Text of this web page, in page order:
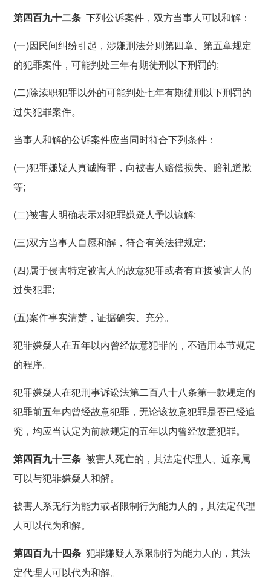
第四百九十二条 下列公诉案件，双方当事人可以和解：
(一)因民间纠纷引起，涉嫌刑法分则第四章、第五章规定
的犯罪案件，可能判处三年有期徒刑以下刑罚的;
(二)除渎职犯罪以外的可能判处七年有期徒刑以下刑罚的
过失犯罪案件。
当事人和解的公诉案件应当同时符合下列条件：
(一)犯罪嫌疑人真诚悔罪，向被害人赔偿损失、赔礼道歉
等;
(二)被害人明确表示对犯罪嫌疑人予以谅解;
(三)双方当事人自愿和解，符合有关法律规定;
(四)属于侵害特定被害人的故意犯罪或者有直接被害人的
过失犯罪;
(五)案件事实清楚，证据确实、充分。
犯罪嫌疑人在五年以内曾经故意犯罪的，不适用本节规定
的程序。
犯罪嫌疑人在犯刑事诉讼法第二百八十八条第一款规定的
犯罪前五年内曾经故意犯罪，无论该故意犯罪是否已经追
究，均应当认定为前款规定的五年以内曾经故意犯罪。
第四百九十三条 被害人死亡的，其法定代理人、近亲属
可以与犯罪嫌疑人和解。
被害人系无行为能力或者限制行为能力人的，其法定代理
人可以代为和解。
第四百九十四条 犯罪嫌疑人系限制行为能力人的，其法
定代理人可以代为和解。